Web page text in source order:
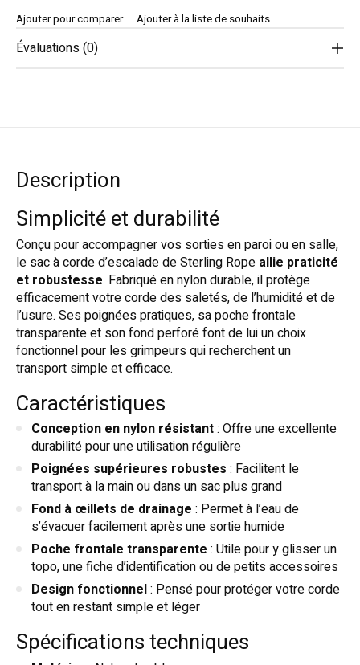
Ajouter pour comparer Ajouter à la liste de souhaits
Évaluations (0)
Description
Simplicité et durabilité
Conçu pour accompagner vos sorties en paroi ou en salle,
le sac à corde d’escalade de Sterling Rope allie praticité
et robustesse. Fabriqué en nylon durable, il protège
efficacement votre corde des saletés, de l’humidité et de
l’usure. Ses poignées pratiques, sa poche frontale
transparente et son fond perforé font de lui un choix
fonctionnel pour les grimpeurs qui recherchent un
transport simple et efficace.
Caractéristiques
Conception en nylon résistant: Offre une excellente
durabilité pour une utilisation régulière
Poignées supérieures robustes : Facilitent le
transport à la main ou dans un sac plus grand
Fond à œillets de drainage : Permet à l’eau de
s’évacuer facilement après une sortie humide
Poche frontale transparente : Utile pour y glisser un
topo, une fiche d’identification ou de petits accessoires
Design fonctionnel: Pensé pour protéger votre corde
tout en restant simple et léger
Spécifications techniques